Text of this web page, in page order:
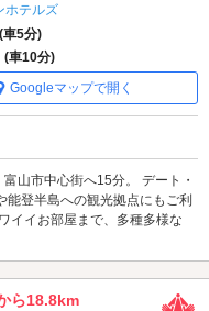
ホテルズ
車5分)
(車10分)
Googleマップで開く
山市中心街へ15分。 デート・
登半島への観光拠点にもご利
イイお部屋まで、多種多様な
ら18.8km